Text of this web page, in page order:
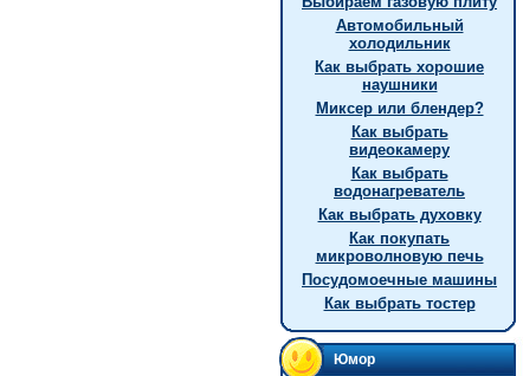
Автомобильный
холодильник
Как выбрать хорошие
наушники
Миксер или блендер?
Как выбрать
видеокамеру
Как выбрать
водонагреватель
Как выбрать духовку
Как покупать
микроволновую печь
Посудомоечные машины
Как выбрать тостер
Юмор